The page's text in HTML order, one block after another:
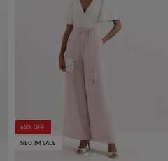
65% OFF
NEU IM SALE